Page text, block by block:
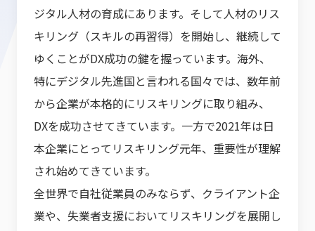
ジタル人材の育成にあります。そして人材のリス
キリング（スキルの再習得）を開始し、継続して
ゆくことがDX成功の鍵を握っています。海外、
特にデジタル先進国と言われる国々では、数年前
から企業が本格的にリスキリングに取り組み、
DXを成功させてきています。一方で2021年は日
本企業にとってリスキリング元年、重要性が理解
され始めてきています。
全世界で自社従業員のみならず、クライアント企
業や、失業者支援においてリスキリングを展開し